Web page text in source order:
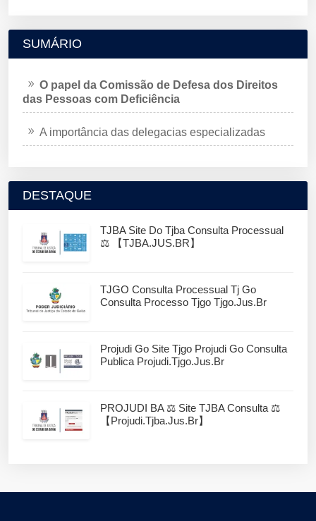
SUMÁRIO
O papel da Comissão de Defesa dos Direitos
das Pessoas com Deficiência
A importância das delegacias especializadas
DESTAQUE
TJBA Site Do Tjba Consulta Processual
⚖️ 【TJBA.JUS.BR】
TJGO Consulta Processual Tj Go
Consulta Processo Tjgo Tjgo.jus.br
Projudi Go Site Tjgo Projudi Go Consulta
Publica Projudi.tjgo.jus.br
PROJUDI BA ⚖️ Site TJBA Consulta ⚖️
【projudi.tjba.jus.br】